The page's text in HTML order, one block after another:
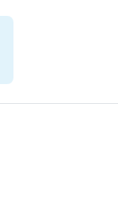
2 jam yang lalu
2 jam yang lalu